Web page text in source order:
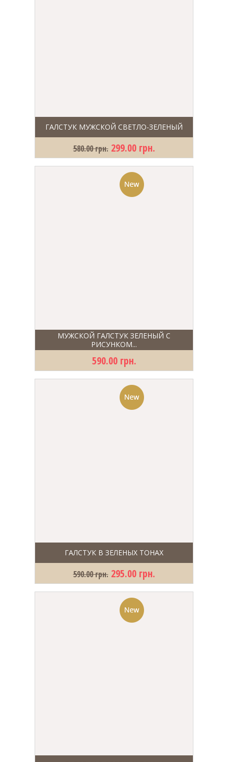
ГАЛСТУК МУЖСКОЙ СВЕТЛО-ЗЕЛЕНЫЙ
580.00 грн. 299.00 грн.
МУЖСКОЙ ГАЛСТУК ЗЕЛЕНЫЙ С
РИСУНКОМ...
590.00 грн.
ГАЛСТУК В ЗЕЛЕНЫХ ТОНАХ
590.00 грн. 295.00 грн.